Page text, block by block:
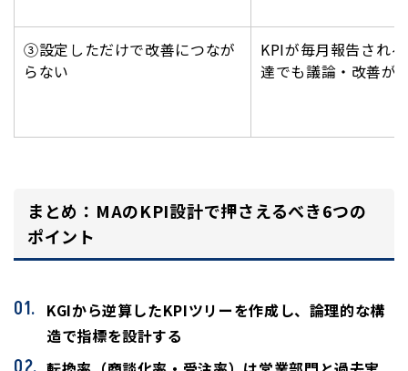
③設定しただけで改善につなが
らない
KPIが毎月報告され
達でも議論・改善が
まとめ：MAのKPI設計で押さえるべき6つの
ポイント
KGIから逆算したKPIツリーを作成し、論理的な構
造で指標を設計する